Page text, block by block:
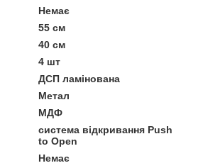
Немає
55 см
40 см
4 шт
ДСП ламінована
Метал
МДФ
система відкривання Push
to Open
Немає